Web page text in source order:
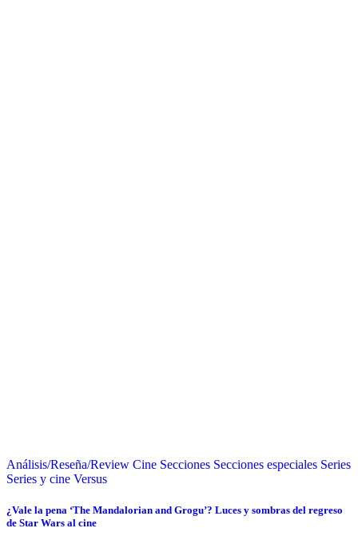
Análisis/Reseña/Review Cine Secciones Secciones especiales Series
Series y cine Versus
¿Vale la pena ‘The Mandalorian and Grogu’? Luces y sombras del regreso
de Star Wars al cine